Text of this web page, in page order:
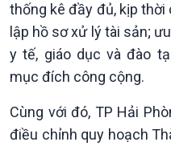
Tin Đời sống & Xã hội
360 độ Sức khỏe
Chuyển đổi Xanh
Tài nguyên và Môi trường
Chuyên gia của bạn
Xã hội chuyển động
Bước chân đến trường
thống kê đầy đủ, kịp
lập hồ sơ xử lý tài sản;
y tế, giáo dục và đào
mục đích công cộng.
Cùng với đó, TP Hải
điều chỉnh quy hoạch